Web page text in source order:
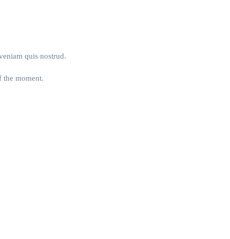
quis nostrud.
the moment.